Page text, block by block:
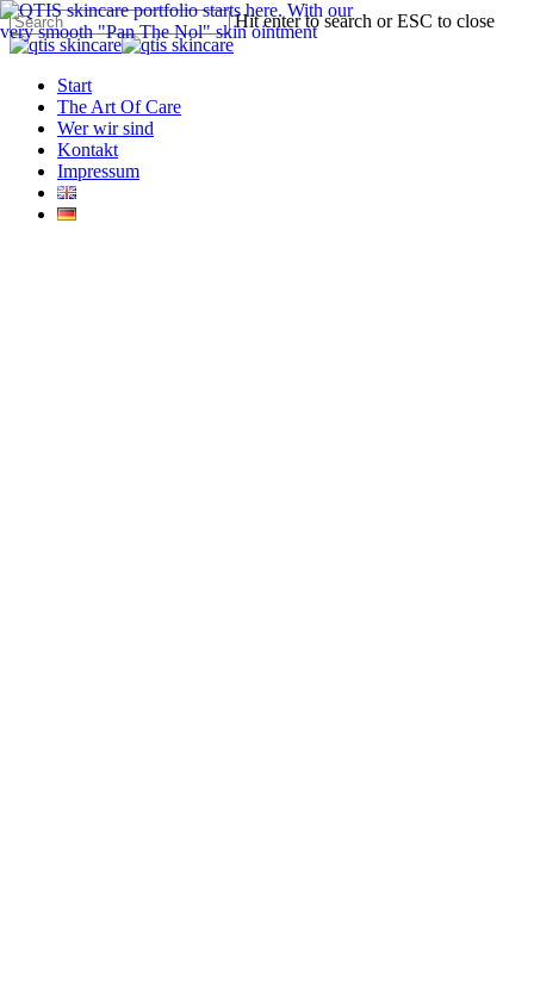
Skip
to
main
content
Hit enter to search or ESC to close
Close
Menu
Start
The Art Of Care
Wer wir sind
Kontakt
Impressum